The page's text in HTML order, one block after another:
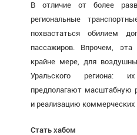
В отличие от более
региональные
похвастаться обилием
пассажиров. Впрочем,
крайне мере, для
Уральского региона:
предполагают масштабную
и реализацию коммерческих
Стать хабом